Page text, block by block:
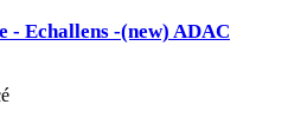
- Echallens -(new) ADAC